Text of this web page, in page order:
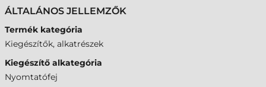
ÁLTALÁNOS JELLEMZŐK
Termék kategória
Kiegészítők, alkatrészek
Kiegészítő alkategória
Nyomtatófej